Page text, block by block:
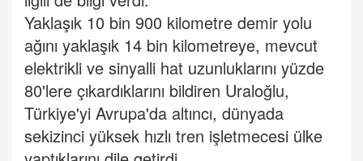
Yaklaşık 10 bin 900 kilometre demir yolu
ağını yaklaşık 14 bin kilometreye, mevcut
elektrikli ve sinyalli hat uzunluklarını yüzde
80'lere çıkardıklarını bildiren Uraloğlu,
Türkiye'yi Avrupa'da altıncı, dünyada
sekizinci yüksek hızlı tren işletmecesi ülke